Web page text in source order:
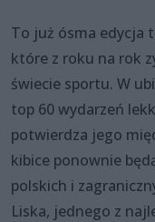
To już ósma edycja
które z roku na rok
świecie sportu. W
top 60 wydarzeń
potwierdza jego
kibice ponownie
polskich i
Liska, jednego z